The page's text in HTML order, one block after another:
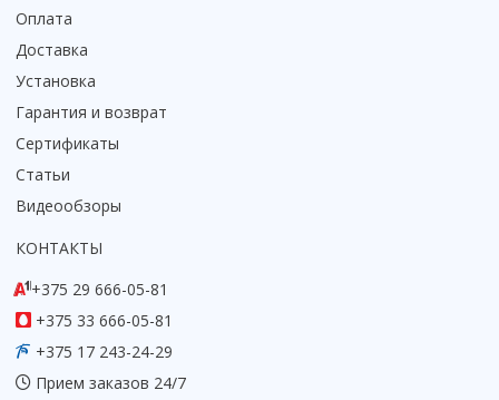
Оплата
Доставка
Установка
Гарантия и возврат
Сертификаты
Статьи
Видеообзоры
КОНТАКТЫ
+375 29 666-05-81
+375 33 666-05-81
+375 17 243-24-29
Прием заказов 24/7